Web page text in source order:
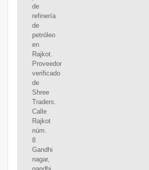
de
refinería
de
petróleo
en
Rajkot.
Proveedor
verificado
de
Shree
Traders.
Calle
Rajkot
núm.
8
Gandhi
nagar,